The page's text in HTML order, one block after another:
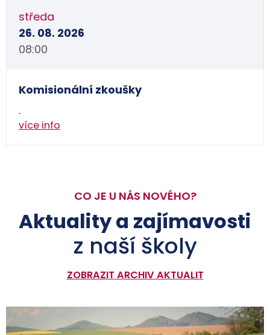
středa
26. 08. 2026
08:00
Komisionální zkoušky
.
více info
CO JE U NÁS NOVÉHO?
Aktuality a zajímavosti
z naší školy
ZOBRAZIT ARCHIV AKTUALIT